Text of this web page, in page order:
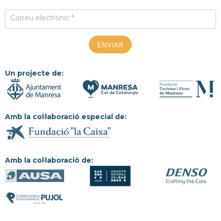
Correu electrònic *
Un projecte de:
Amb la col·laboració especial de:
Amb la col·laboració de: